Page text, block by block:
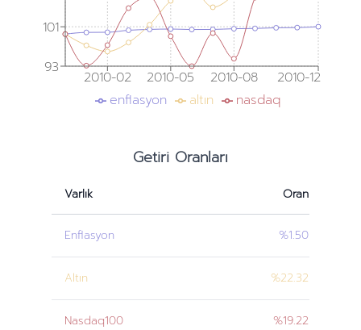
2010-02 2010-05 2010-08 2010-12
93
101
enflasyon altın nasdaq
Getiri Oranları
Varlık Oran
Enflasyon %1.50
Altın %22.32
Nasdaq100 %19.22